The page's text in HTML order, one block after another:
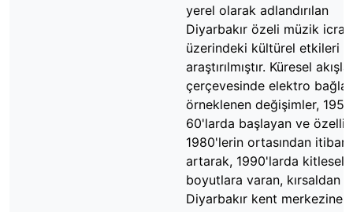
yerel olarak adlandırılan
Diyarbakır özeli müzik
üzerindeki kültürel etkileri
araştırılmıştır. Küresel
çerçevesinde elektro
örneklenen değişimler,
60'larda başlayan ve
1980'lerin ortasından
artarak, 1990'larda kitlesel
boyutlara varan, kırsaldan
Diyarbakır kent merkezine